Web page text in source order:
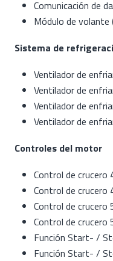
Comunicación de
Módulo de volante
Sistema de
Ventilador de
Ventilador de
Ventilador de
Ventilador de
Controles del motor
Control de crucero
Control de crucero
Control de crucero
Control de crucero
Función Start- /
Función Start- /